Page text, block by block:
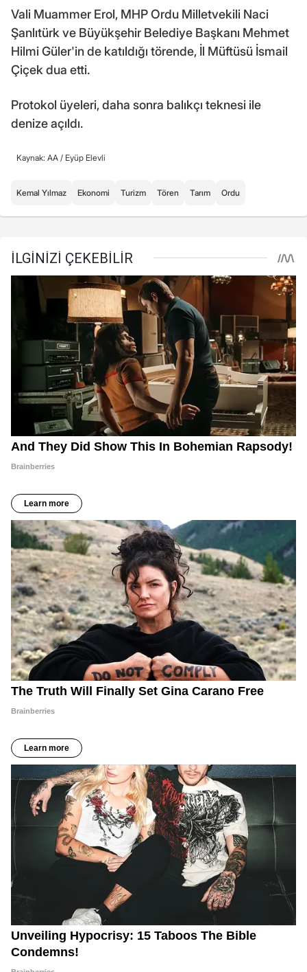
Vali Muammer Erol, MHP Ordu Milletvekili Naci
Şanlıtürk ve Büyükşehir Belediye Başkanı Mehmet
Hilmi Güler'in de katıldığı törende, İl Müftüsü İsmail
Çiçek dua etti.
Protokol üyeleri, daha sonra balıkçı teknesi ile
denize açıldı.
Kaynak: AA / Eyüp Elevli
Kemal Yılmaz Ekonomi Turizm Tören Tarım Ordu